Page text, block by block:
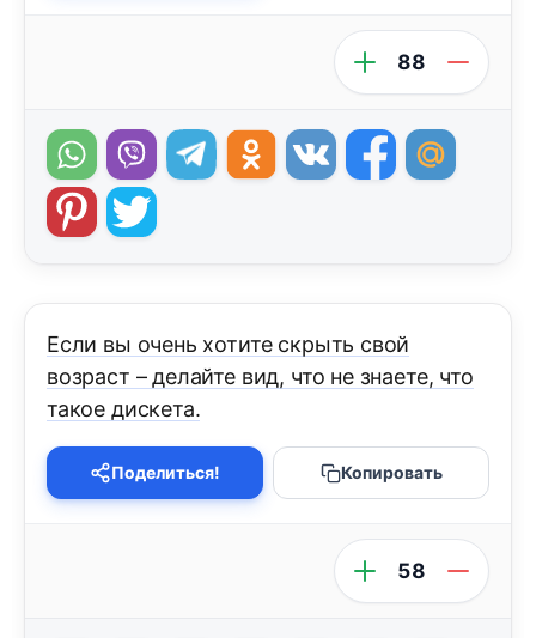
88
Если вы очень хотите скрыть свой
возраст – делайте вид, что не знаете, что
такое дискета.
Поделиться! Копировать
58